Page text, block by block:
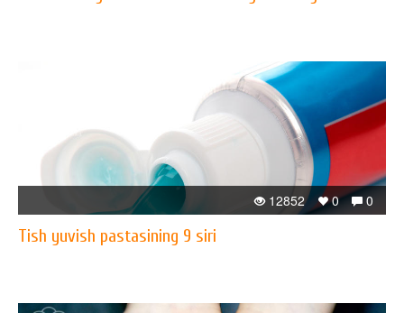
0
0
12852
Tish yuvish pastasining 9 siri